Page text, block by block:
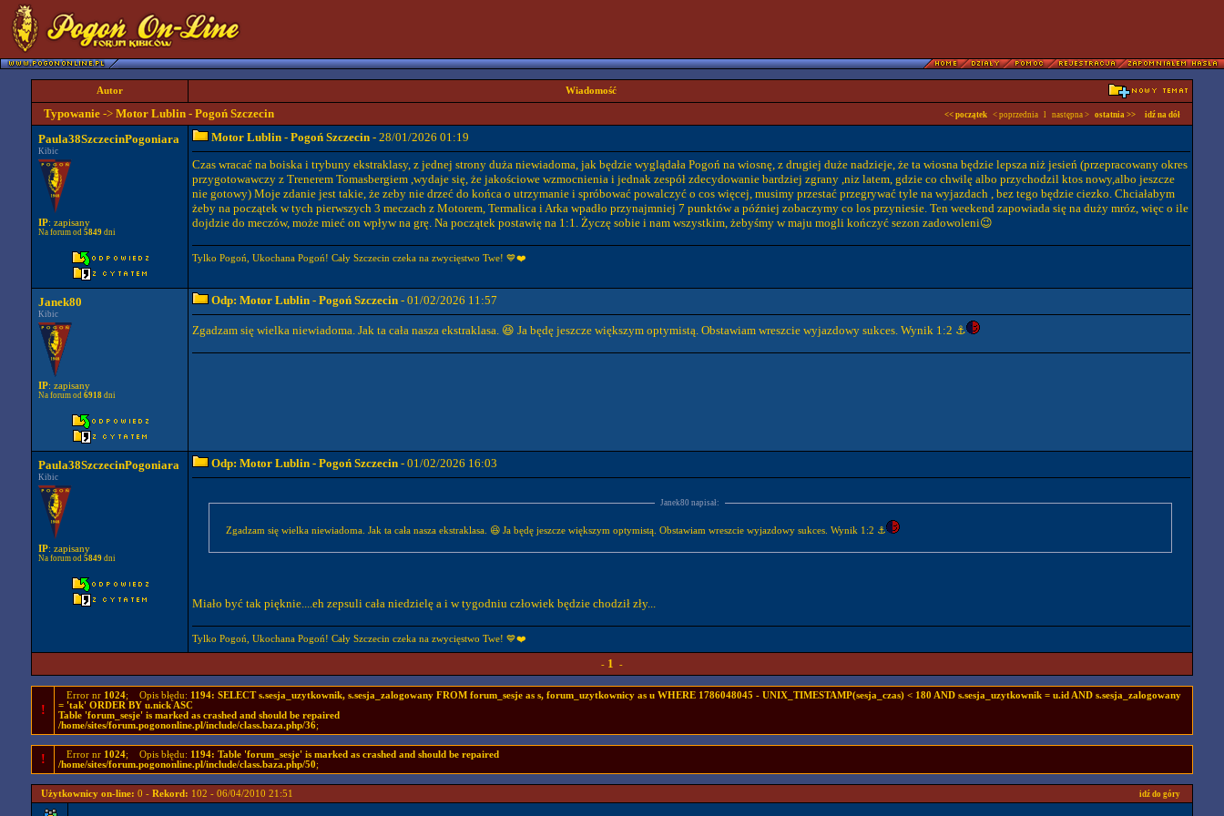
Autor Wiadomość
Typowanie -> Motor Lublin - Pogoń Szczecin << początek < poprzednia l następna > ostatnia >> idź na dół
Paula38SzczecinPogoniara
Kibic
IP: zapisany
Na forum od 5849 dni
Motor Lublin - Pogoń Szczecin - 28/01/2026 01:19
Czas wracać na boiska i trybuny ekstraklasy, z jednej strony duża niewiadoma, jak będzie wyglądała Pogoń na wiosnę, z drugiej duże nadzieje, że ta wiosna będzie lepsza niż jesień (przepracowany okres
przygotowawczy z Trenerem Tomasbergiem ,wydaje się, że jakościowe wzmocnienia i jednak zespół zdecydowanie bardziej zgrany ,niz latem, gdzie co chwilę albo przychodzil ktos nowy,albo jeszcze
nie gotowy) Moje zdanie jest takie, że zeby nie drzeć do końca o utrzymanie i spróbować powalczyć o cos więcej, musimy przestać przegrywać tyle na wyjazdach , bez tego będzie ciezko. Chciałabym
żeby na początek w tych pierwszych 3 meczach z Motorem, Termalica i Arka wpadło przynajmniej 7 punktów a później zobaczymy co los przyniesie. Ten weekend zapowiada się na duży mróz, więc o ile
dojdzie do meczów, może mieć on wpływ na grę. Na początek postawię na 1:1. Życzę sobie i nam wszystkim, żebyśmy w maju mogli kończyć sezon zadowoleni😉
Tylko Pogoń, Ukochana Pogoń! Cały Szczecin czeka na zwycięstwo Twe! 💙❤️
Janek80
Kibic
IP: zapisany
Na forum od 6918 dni
Odp: Motor Lublin - Pogoń Szczecin - 01/02/2026 11:57
Zgadzam się wielka niewiadoma. Jak ta cała nasza ekstraklasa. 😆 Ja będę jeszcze większym optymistą. Obstawiam wreszcie wyjazdowy sukces. Wynik 1:2 ⚓
Paula38SzczecinPogoniara
Kibic
IP: zapisany
Na forum od 5849 dni
Odp: Motor Lublin - Pogoń Szczecin - 01/02/2026 16:03
Janek80 napisał:
Zgadzam się wielka niewiadoma. Jak ta cała nasza ekstraklasa. 😆 Ja będę jeszcze większym optymistą. Obstawiam wreszcie wyjazdowy sukces. Wynik 1:2 ⚓
Miało być tak pięknie....eh zepsuli cała niedzielę a i w tygodniu człowiek będzie chodził zły...
Tylko Pogoń, Ukochana Pogoń! Cały Szczecin czeka na zwycięstwo Twe! 💙❤️
- 1 -
!
Error nr 1024; Opis błędu: 1194: SELECT s.sesja_uzytkownik, s.sesja_zalogowany FROM forum_sesje as s, forum_uzytkownicy as u WHERE 1786048045 - UNIX_TIMESTAMP(sesja_czas) < 180 AND s.sesja_uzytkownik = u.id AND s.sesja_zalogowany
= 'tak' ORDER BY u.nick ASC
Table 'forum_sesje' is marked as crashed and should be repaired
/home/sites/forum.pogononline.pl/include/class.baza.php/36;
! Error nr 1024; Opis błędu: 1194: Table 'forum_sesje' is marked as crashed and should be repaired
/home/sites/forum.pogononline.pl/include/class.baza.php/50;
idź do góry
Użytkownicy on-line: 0 - Rekord: 102 - 06/04/2010 21:51